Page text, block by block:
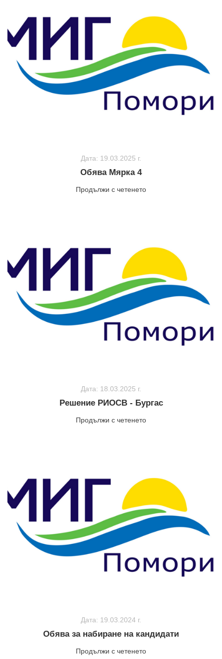
Дата: 19.03.2025 г.
Обява Мярка 4
Продължи с четенето
Дата: 18.03.2025 г.
Решение РИОСВ - Бургас
Продължи с четенето
Дата: 19.03.2024 г.
Обява за набиране на кандидати
Продължи с четенето